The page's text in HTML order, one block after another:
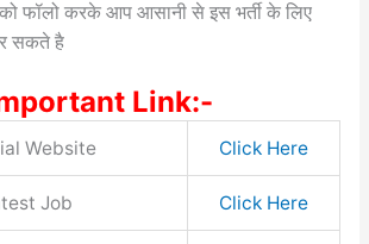
फॉलो करके आप आसानी से इस भर्ती के लिए
सकते है
Link:-
Website Click Here
Job Click Here